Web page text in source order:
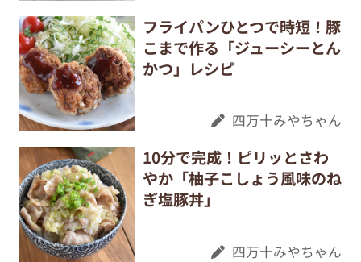
フライパンひとつで時短！豚
こまで作る「ジューシーとん
かつ」レシピ
四万十みやちゃん
10分で完成！ピリッとさわ
やか「柚子こしょう風味のね
ぎ塩豚丼」
四万十みやちゃん